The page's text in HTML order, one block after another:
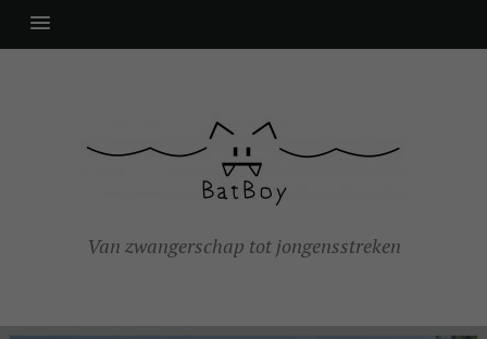
Van zwangerschap tot jongensstreken